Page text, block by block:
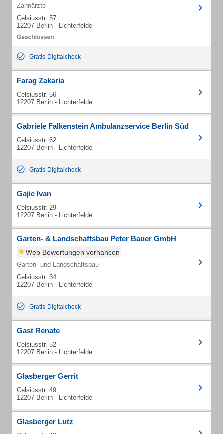
Zahnärzte
Celsiusstr. 57
12207 Berlin - Lichterfelde
Gratis-Digitalcheck
Farag Zakaria
Celsiusstr. 56
12207 Berlin - Lichterfelde
Gabriele Falkenstein Ambulanzservice Berlin Süd
Celsiusstr. 62
12207 Berlin - Lichterfelde
Gratis-Digitalcheck
Gajic Ivan
Celsiusstr. 29
12207 Berlin - Lichterfelde
Garten- & Landschaftsbau Peter Bauer GmbH
Web Bewertungen vorhanden
Garten- und Landschaftsbau
Celsiusstr. 34
12207 Berlin - Lichterfelde
Gratis-Digitalcheck
Gast Renate
Celsiusstr. 52
12207 Berlin - Lichterfelde
Glasberger Gerrit
Celsiusstr. 49
12207 Berlin - Lichterfelde
Glasberger Lutz